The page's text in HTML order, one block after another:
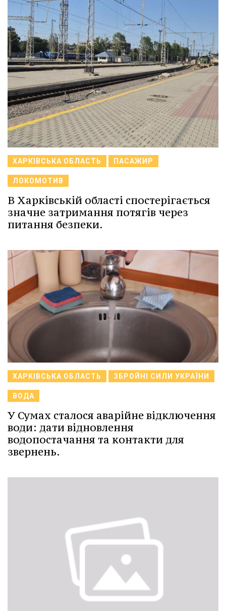
ХАРКІВСЬКА ОБЛАСТЬ ПАСАЖИР
ЛОКОМОТИВ
В Харківській області спостерігається
значне затримання потягів через
питання безпеки.
ХАРКІВСЬКА ОБЛАСТЬ ЗБРОЙНІ СИЛИ УКРАЇНИ
ВОДА
У Сумах сталося аварійне відключення
води: дати відновлення
водопостачання та контакти для
звернень.